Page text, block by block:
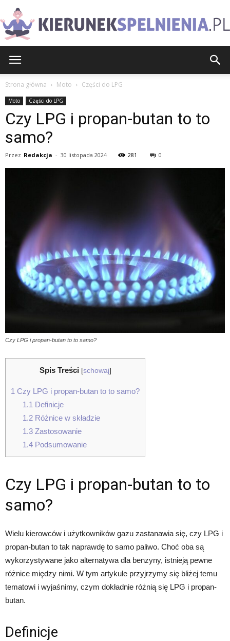
Strona główna Moto Części do LPG
Moto Części do LPG
Czy LPG i propan-butan to to
samo?
Przez Redakcja - 30 listopada 2024 281 0
Czy LPG i propan-butan to to samo?
Spis Treści [schowaj]
1 Czy LPG i propan-butan to to samo?
1.1 Definicje
1.2Różnice w składzie
1.3Zastosowanie
1.4Podsumowanie
Czy LPG i propan-butan to to
samo?
Wielu kierowców i użytkowników gazu zastanawia się, czy LPG i
propan-butan to tak naprawdę to samo paliwo. Choć oba są
wykorzystywane jako alternatywa dla benzyny, istnieją pewne
różnice między nimi. W tym artykule przyjrzymy się bliżej temu
tematowi i wyjaśnimy, czym dokładnie różnią się LPG i propan-
butan.
Definicje